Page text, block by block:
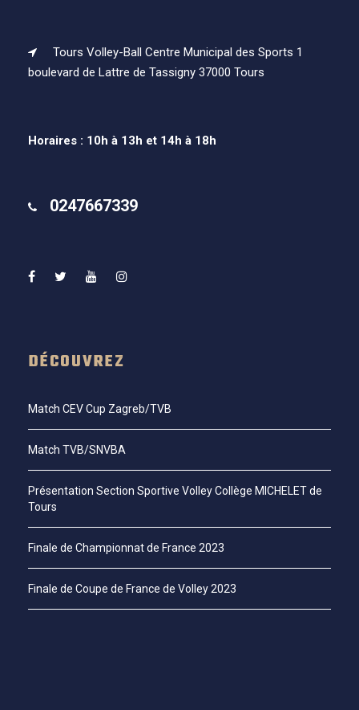
Tours Volley-Ball Centre Municipal des Sports 1
boulevard de Lattre de Tassigny 37000 Tours
Horaires : 10h à 13h et 14h à 18h
0247667339
DÉCOUVREZ
Match CEV Cup Zagreb/TVB
Match TVB/SNVBA
Présentation Section Sportive Volley Collège MICHELET de
Tours
Finale de Championnat de France 2023
Finale de Coupe de France de Volley 2023